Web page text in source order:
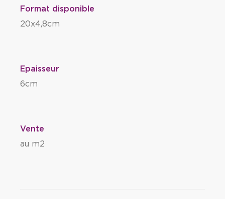
Format disponible
20x4,8cm
Epaisseur
6cm
Vente
au m2